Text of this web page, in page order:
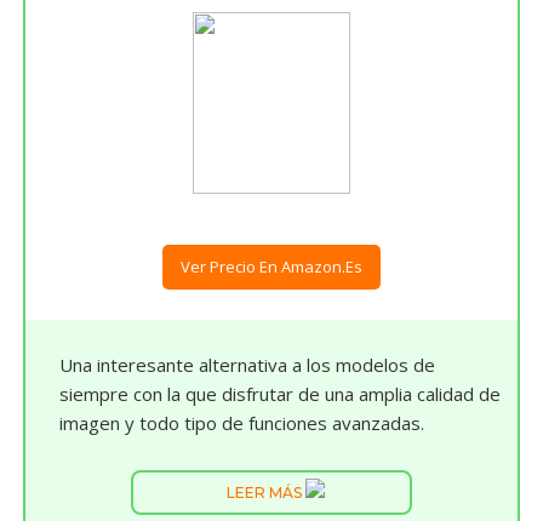
Ver Precio En Amazon.es
Una interesante alternativa a los modelos de
siempre con la que disfrutar de una amplia calidad de
imagen y todo tipo de funciones avanzadas.
LEER MÁS